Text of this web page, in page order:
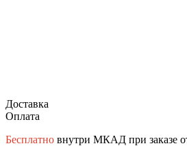
Доставка
Оплата
Бесплатно внутри МКАД при заказе